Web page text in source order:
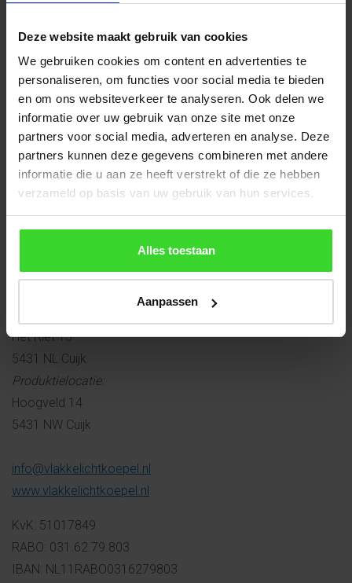
Deze website maakt gebruik van cookies
We gebruiken cookies om content en advertenties te
personaliseren, om functies voor social media te bieden
en om ons websiteverkeer te analyseren. Ook delen we
informatie over uw gebruik van onze site met onze
partners voor social media, adverteren en analyse. Deze
partners kunnen deze gegevens combineren met andere
informatie die u aan ze heeft verstrekt of die ze hebben
verzameld op basis van uw gebruik van hun services.
Alles toestaan
Aanpassen
Wilt u langskomen om uw Daklicht of Lichtstraat op te
Bel of e-mail dan uiterlijk een dag vooraf, dan zetten wij de
bestelling voor u klaar
Wilt u de showroom bezoeken en persoonlijk advies?
Dat kan elke werkdag tussen 08:00 en 17:00h. Een afspraak
maken is niet per se nodig maar mag wel.
Bezoekadres:
Het Riet 13
5431 NL Cuijk
Vlakkelichtkoepel | Heruvent B.V.
Het Riet 13
5431 NL Cuijk
Produktielocatie:
Hoogveld 14
5431 NW Cuijk
info@vlakkelichtkoepel.nl
www.vlakkelichtkoepel.nl
KvK: 51017849
RABO: 031.62.79.803
IBAN: NL11RABO0316279803